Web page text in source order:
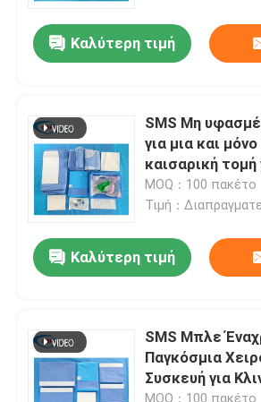
Καλύτερη τιμή
SMS Μη
για μια και
καισαρική τομή
χειρουργικές
MOQ：100 πακέτο
Τιμή：
Καλύτερη τιμή
SMS Μπλε
Παγκόσμια
Συσκευή για
Νοσοκομείου
MOQ：100 πακέτο